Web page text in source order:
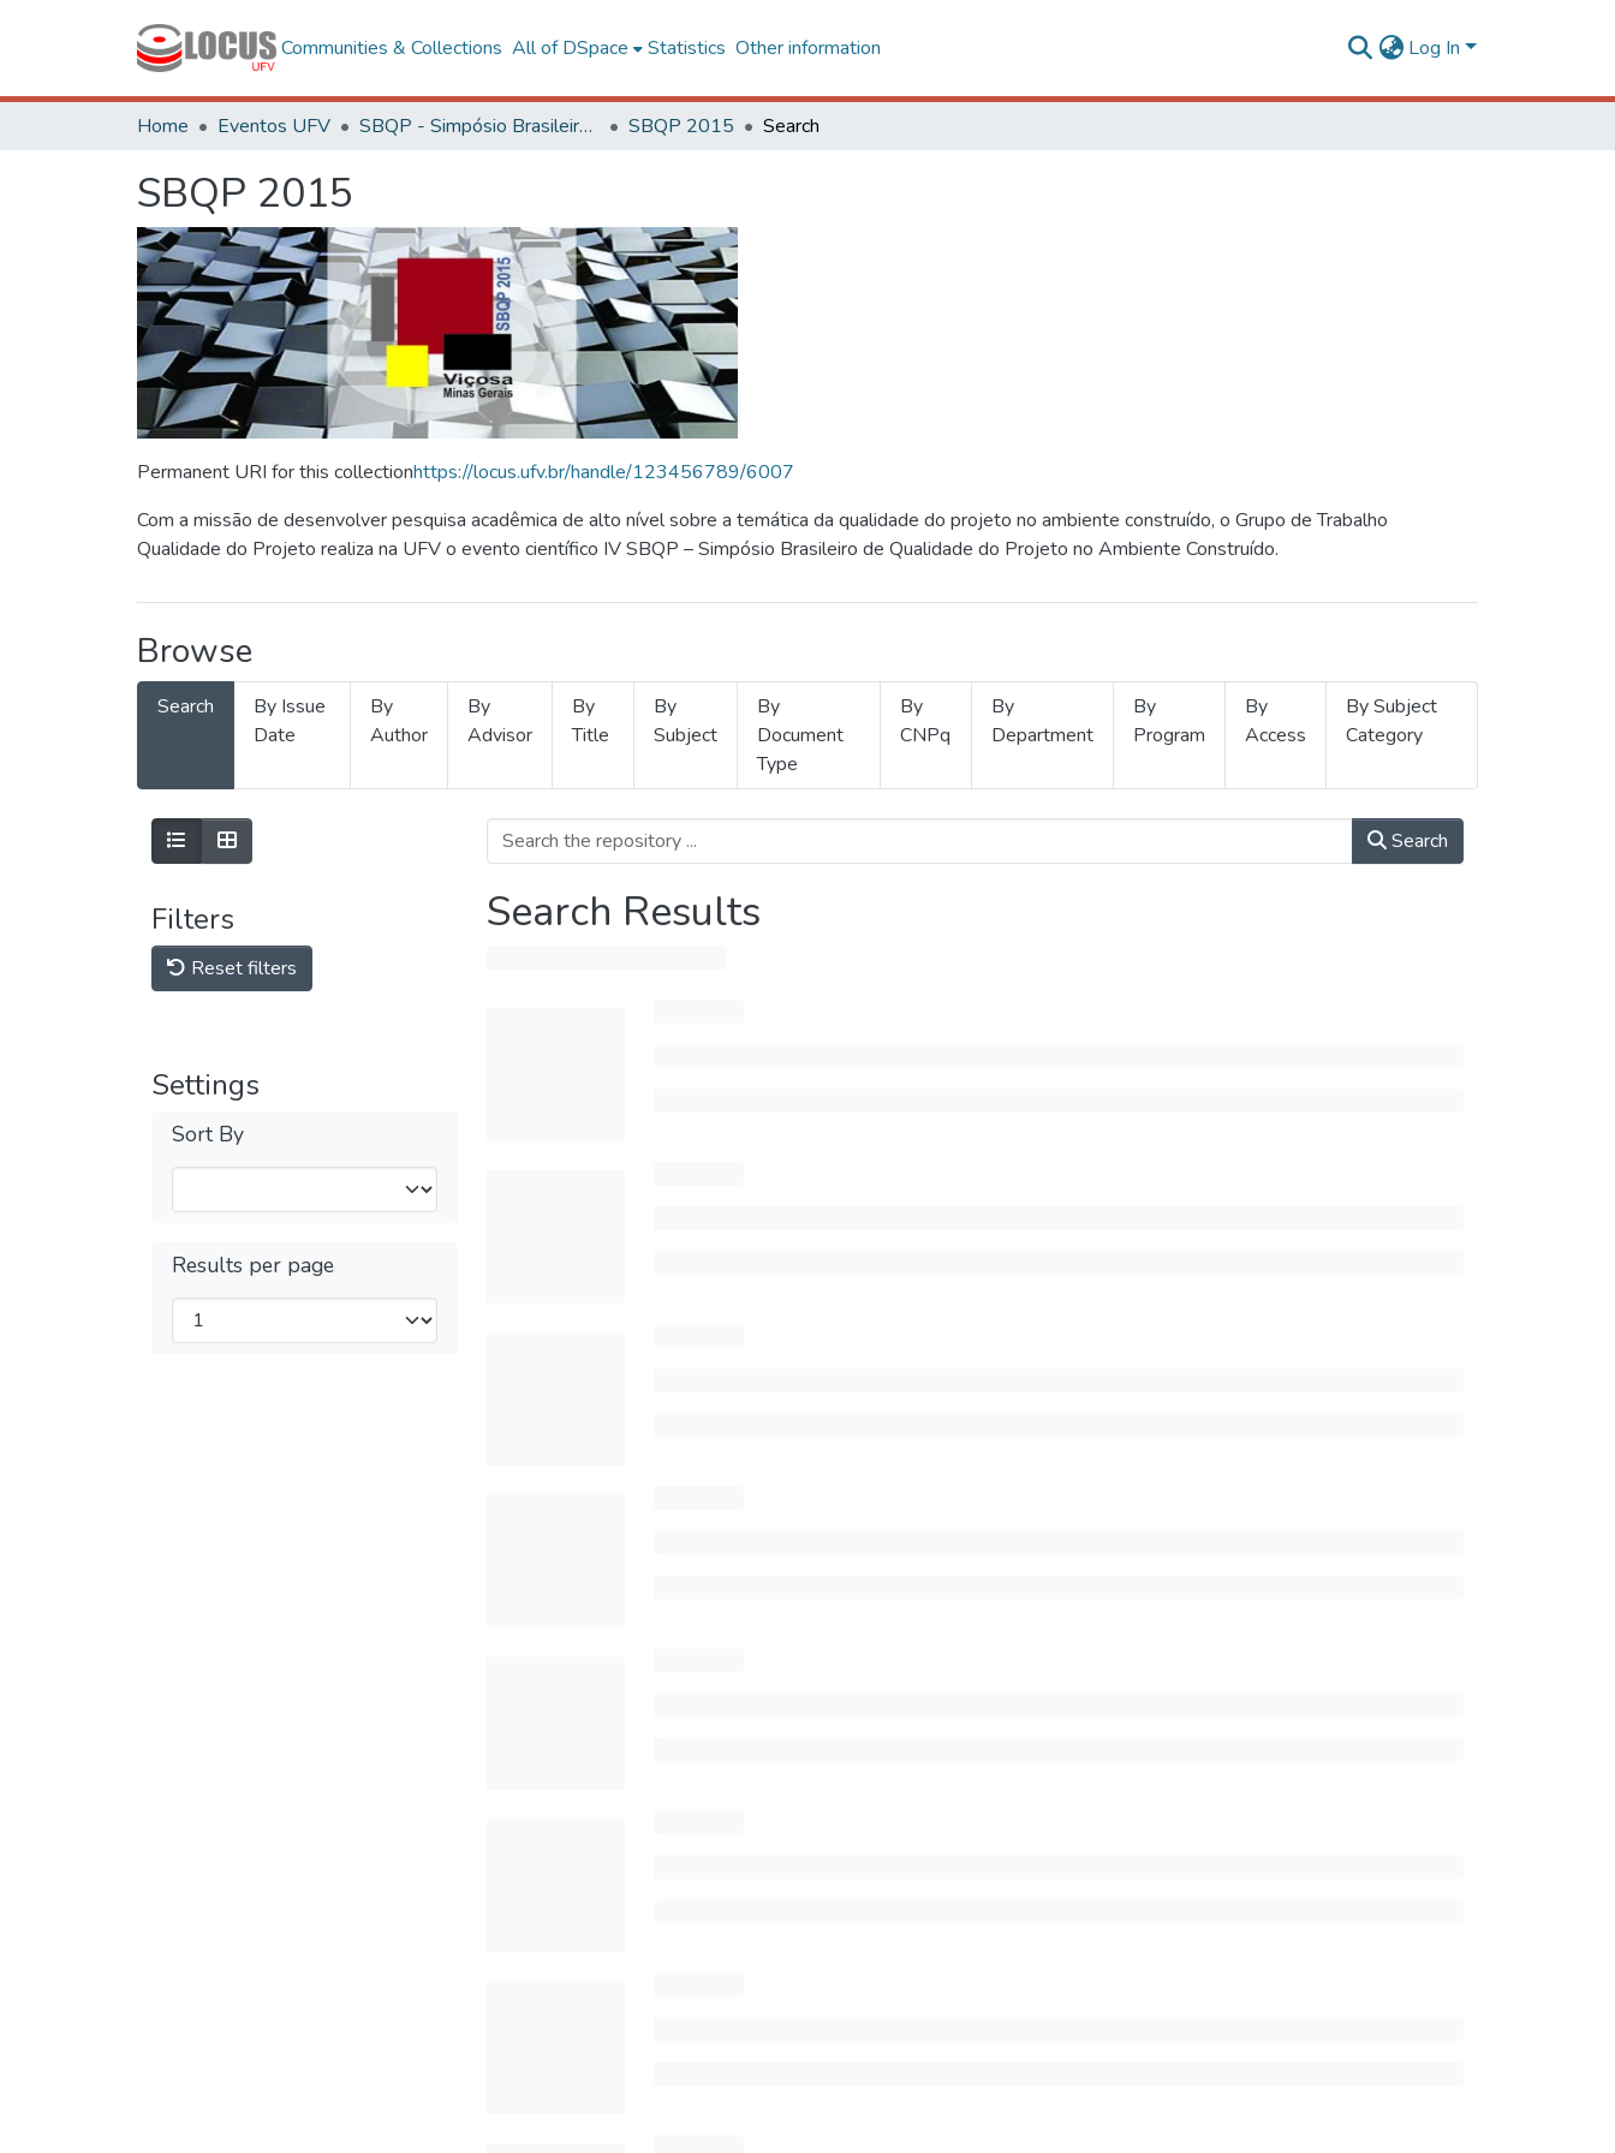
Communities & Collections All of DSpace Statistics Other information Log In
Home Eventos UFV SBQP - Simpósio Brasileiro de Qualidade do Projeto no Ambiente Construído SBQP 2015 Search
SBQP 2015
Permanent URI for this collectionhttps://locus.ufv.br/handle/123456789/6007
Com a missão de desenvolver pesquisa acadêmica de alto nível sobre a temática da qualidade do projeto no ambiente construído, o Grupo de Trabalho
Qualidade do Projeto realiza na UFV o evento científico IV SBQP – Simpósio Brasileiro de Qualidade do Projeto no Ambiente Construído.
Browse
Search
By Issue
Date
By
Author
By
Advisor
By
Title
By
Subject
By
Document
Type
By
CNPq
By
Department
By
Program
By
Access
By Subject
Category
Filters
Reset filters
Settings
Sort By
Results per page
Search
Search Results